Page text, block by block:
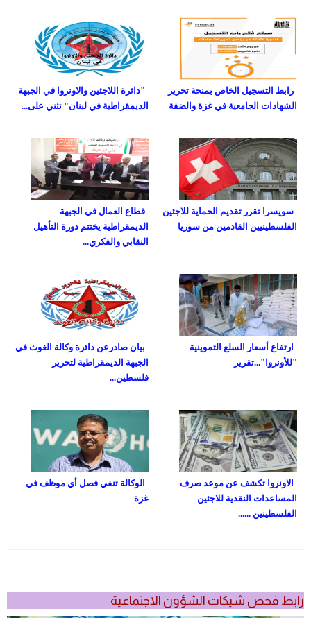
"دائرة اللاجئين والاونروا في الجبهة
الديمقراطية في لبنان" تثني على...
رابط التسجيل الخاص بمنحة تحرير
الشهادات الجامعية في غزة والضفة
قطاع العمال في الجبهة
الديمقراطية يختتم دورة التأهيل
النقابي والفكري...
سويسرا تقرر تقديم الحماية للاجئين
الفلسطينيين القادمين من سوريا
بيان صادرعن دائرة وكالة الغوث في
الجبهة الديمقراطية لتحرير
فلسطين...
ارتفاع أسعار السلع التموينية
"للأونروا"...تقرير
الوكالة تنفي فصل أي موظف في
غزة
الاونروا تكشف عن موعد صرف
المساعدات النقدية للاجئين
الفلسطينين ......
رابط فحص شيكات الشؤون الاجتماعية